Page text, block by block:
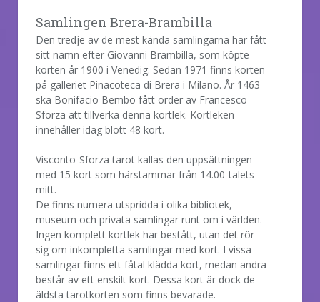
Samlingen Brera-Brambilla
Den tredje av de mest kända samlingarna har fått
sitt namn efter Giovanni Brambilla, som köpte
korten år 1900 i Venedig. Sedan 1971 finns korten
på galleriet Pinacoteca di Brera i Milano. År 1463
ska Bonifacio Bembo fått order av Francesco
Sforza att tillverka denna kortlek. Kortleken
innehåller idag blott 48 kort.
Visconto-Sforza tarot kallas den uppsättningen
med 15 kort som härstammar från 14.00-talets
mitt.
De finns numera utspridda i olika bibliotek,
museum och privata samlingar runt om i världen.
Ingen komplett kortlek har bestått, utan det rör
sig om inkompletta samlingar med kort. I vissa
samlingar finns ett fåtal klädda kort, medan andra
består av ett enskilt kort. Dessa kort är dock de
äldsta tarotkorten som finns bevarade.